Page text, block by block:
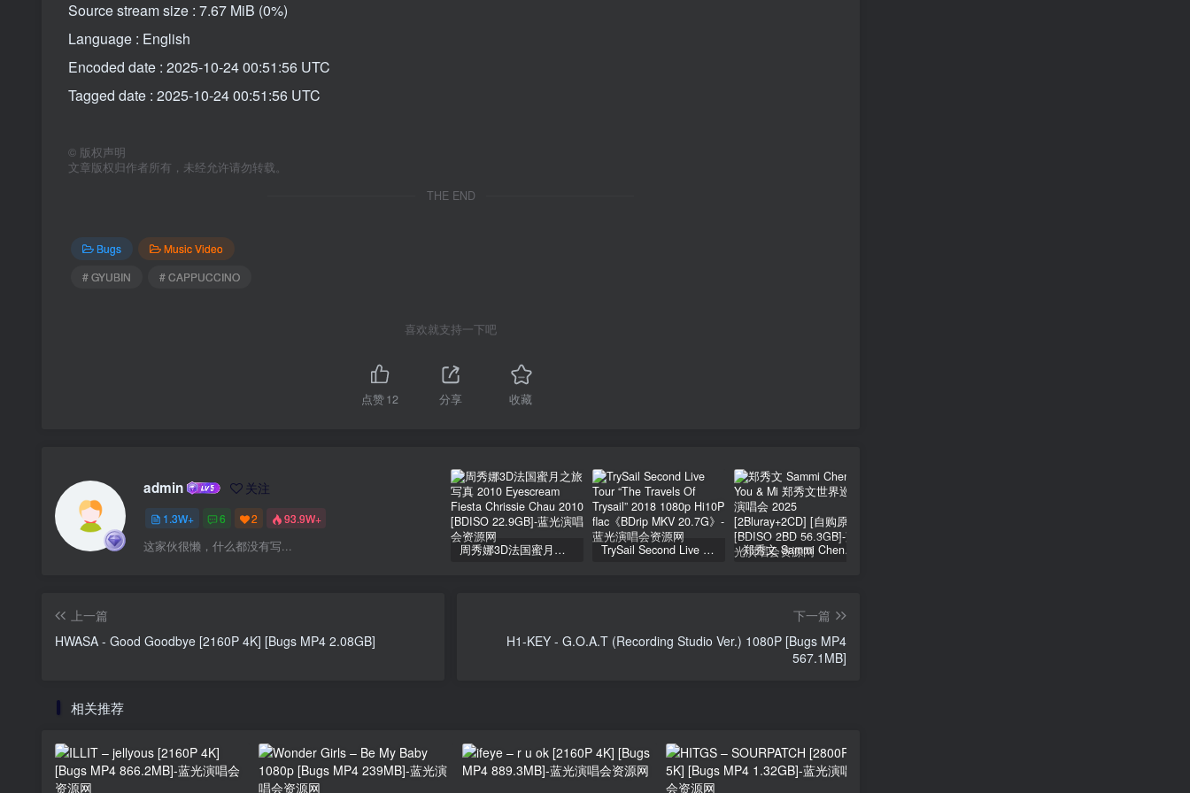
Source stream size : 7.67 MiB (0%)
Language : English
Encoded date : 2025-10-24 00:51:56 UTC
Tagged date : 2025-10-24 00:51:56 UTC
© 版权声明
文章版权归作者所有，未经允许请勿转载。
THE END
Bugs
Music Video
# GYUBIN
# CAPPUCCINO
喜欢就支持一下吧
点赞12 分享 收藏
admin 关注
1.3W+ 6 2 93.9W+
这家伙很懒，什么都没有写... 周秀娜3D法国蜜月之旅写真 2010 Eyescream Fiesta Chrissie Chau 2010 [BDISO 22.9GB] TrySail Second Live Tour “The Travels Of Trysail” 2018 1080p Hi10P flac《BDrip MKV 20.7G》 郑秀文 Sammi Cheng – You & Mi 郑秀文世界巡迴演唱会 2025 [2Bluray+2CD] [自购原盘] [BDISO 2BD 56.3GB]
上一篇
HWASA - Good Goodbye [2160P 4K] [Bugs MP4 2.08GB]
下一篇
H1-KEY - G.O.A.T (Recording Studio Ver.) 1080P [Bugs MP4
567.1MB]
相关推荐